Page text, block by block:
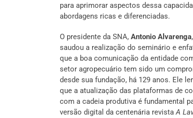
para aprimorar aspectos dessa
abordagens ricas e diferenciadas.
O presidente da SNA, Antonio Alvarenga,
saudou a realização do seminário e
que a boa comunicação da entidade
setor agropecuário tem sido um
desde sua fundação, há 129 anos. Ele
que a atualização das plataformas de
com a cadeia produtiva é fundamental
versão digital da centenária revistaA